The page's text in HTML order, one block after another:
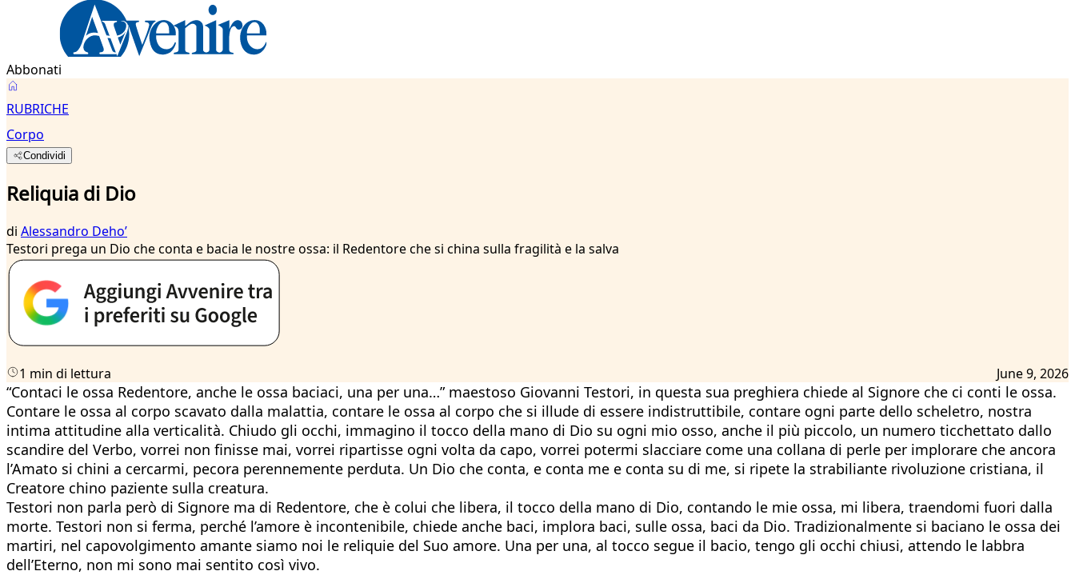
Abbonati
RUBRICHE
Corpo
Condividi
Reliquia di Dio
di Alessandro Dehoʼ
Testori prega un Dio che conta e bacia le nostre ossa: il Redentore che si china sulla fragilità e la salva
1 min di lettura June 9, 2026
“Contaci le ossa Redentore, anche le ossa baciaci, una per una…” maestoso Giovanni Testori, in questa sua preghiera chiede al Signore che ci conti le ossa.
Contare le ossa al corpo scavato dalla malattia, contare le ossa al corpo che si illude di essere indistruttibile, contare ogni parte dello scheletro, nostra
intima attitudine alla verticalità. Chiudo gli occhi, immagino il tocco della mano di Dio su ogni mio osso, anche il più piccolo, un numero ticchettato dallo
scandire del Verbo, vorrei non finisse mai, vorrei ripartisse ogni volta da capo, vorrei potermi slacciare come una collana di perle per implorare che ancora
l’Amato si chini a cercarmi, pecora perennemente perduta. Un Dio che conta, e conta me e conta su di me, si ripete la strabiliante rivoluzione cristiana, il
Creatore chino paziente sulla creatura.
Testori non parla però di Signore ma di Redentore, che è colui che libera, il tocco della mano di Dio, contando le mie ossa, mi libera, traendomi fuori dalla
morte. Testori non si ferma, perché l’amore è incontenibile, chiede anche baci, implora baci, sulle ossa, baci da Dio. Tradizionalmente si baciano le ossa dei
martiri, nel capovolgimento amante siamo noi le reliquie del Suo amore. Una per una, al tocco segue il bacio, tengo gli occhi chiusi, attendo le labbra
dell’Eterno, non mi sono mai sentito così vivo.